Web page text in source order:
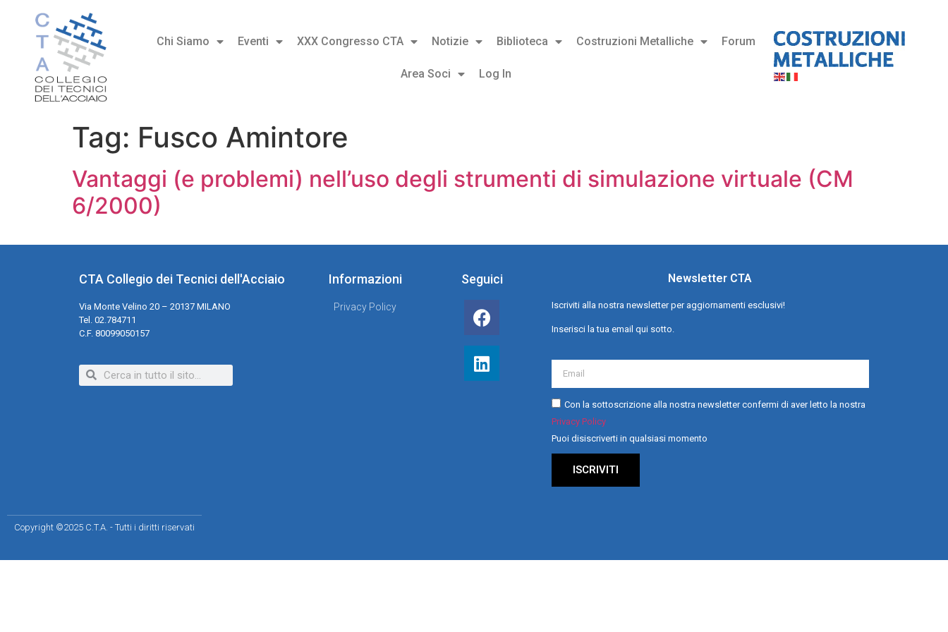
Chi Siamo Eventi XXX Congresso CTA Notizie Biblioteca Costruzioni Metalliche Forum
Area Soci Log In
Tag: Fusco Amintore
Vantaggi (e problemi) nell’uso degli strumenti di simulazione virtuale (CM
6/2000)
CTA Collegio dei Tecnici dell'Acciaio
Via Monte Velino 20 – 20137 MILANO
Tel. 02.784711
C.F. 80099050157
Informazioni
Privacy Policy
Seguici Newsletter CTA
Iscriviti alla nostra newsletter per aggiornamenti esclusivi!
Inserisci la tua email qui sotto.
Con la sottoscrizione alla nostra newsletter confermi di aver letto la nostra
Privacy Policy
Puoi disiscriverti in qualsiasi momento
ISCRIVITI
Copyright ©2025 C.T.A. - Tutti i diritti riservati